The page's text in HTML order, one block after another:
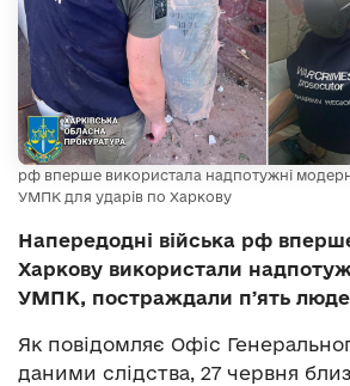
рф вперше використала надпотужні
УМПК для ударів по Харкову
Напередодні війська рф
Харкову використали
УМПК, постраждали пʼять
Як повідомляє Офіс
даними слідства, 27 червня